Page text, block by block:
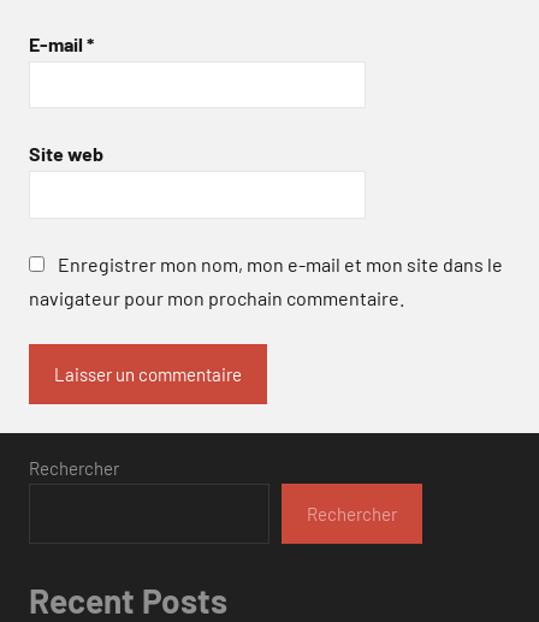
E-mail *
Site web
Enregistrer mon nom, mon e-mail et mon site dans le
navigateur pour mon prochain commentaire.
Rechercher
Rechercher
Recent Posts